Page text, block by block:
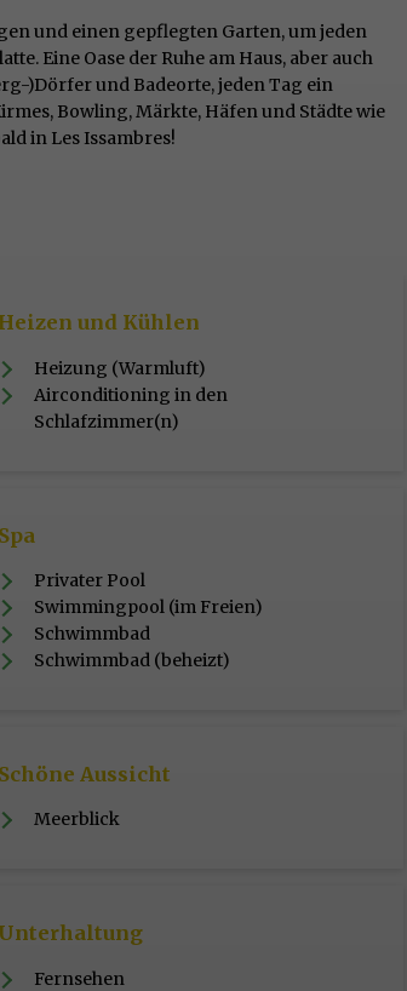
und einen gepflegten Garten, um jeden
Eine Oase der Ruhe am Haus, aber auch
)Dörfer und Badeorte, jeden Tag ein
Bowling, Märkte, Häfen und Städte wie
in Les Issambres!
Heizen und Kühlen
Heizung (Warmluft)
Airconditioning in den
Schlafzimmer(n)
Spa
Privater Pool
Swimmingpool (im Freien)
Schwimmbad
Schwimmbad (beheizt)
Schöne Aussicht
Meerblick
Unterhaltung
Fernsehen